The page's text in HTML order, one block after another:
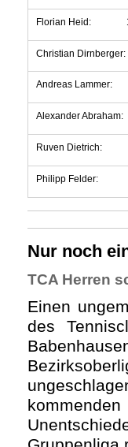
Florian Heid: 11
Christian
Andreas Lammer:
Alexander
Ruven Dietrich: 4
Philipp Felder: 1
Nur noch
TCA Herren
Einen
des